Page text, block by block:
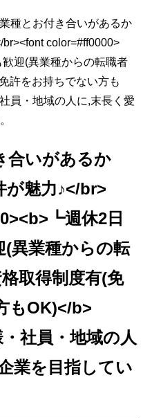
種とお付き合いがあるか
color=#ff0000>
迎(異業種からの転職者
許をお持ちでない方も
員・地域の人に,末長く愛
合いがあるか
が魅力♪</br>
週休2日
異業種からの転
取得制度有(免
もOK)</b>
社員・地域の人
業を目指してい